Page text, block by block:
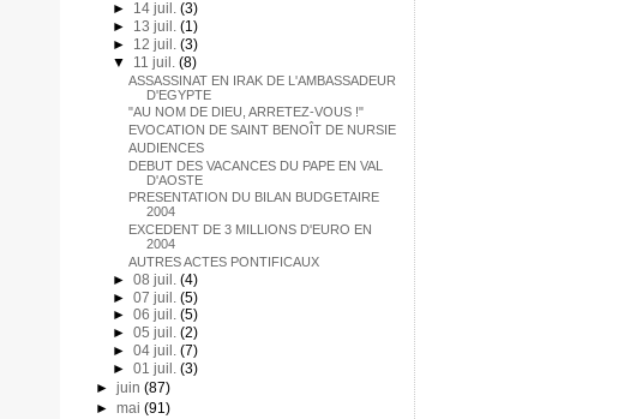
►
14 juil. (3)
►
13 juil. (1)
►
12 juil. (3)
▼
11 juil. (8)
ASSASSINAT EN IRAK DE L'AMBASSADEUR
D'EGYPTE
"AU NOM DE DIEU, ARRETEZ-VOUS !"
EVOCATION DE SAINT BENOÎT DE NURSIE
AUDIENCES
DEBUT DES VACANCES DU PAPE EN VAL
D'AOSTE
PRESENTATION DU BILAN BUDGETAIRE
2004
EXCEDENT DE 3 MILLIONS D'EURO EN
2004
AUTRES ACTES PONTIFICAUX
► 08 juil. (4)
► 07 juil. (5)
► 06 juil. (5)
► 05 juil. (2)
► 04 juil. (7)
► 01 juil. (3)
► juin (87)
► mai (91)